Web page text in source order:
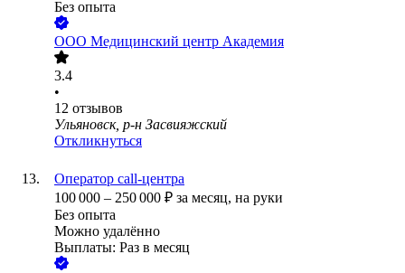
Без опыта
ООО Медицинский центр Академия
3.4
•
12 отзывов
Ульяновск, р-н Засвияжский
Откликнуться
Оператор call-центра
100 000 – 250 000 ₽ за месяц, на руки
Без опыта
Можно удалённо
Выплаты: Раз в месяц